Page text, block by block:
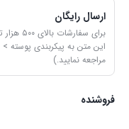
ارسال رایگان
برای
این متن به پیکربندی
مراجعه نمایید.)
فروشنده